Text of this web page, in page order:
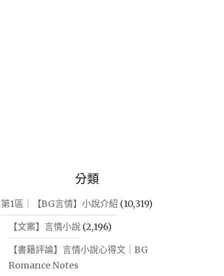
分類
第1區｜【BG言情】小說介紹 (10,319)
【文案】言情小說(2,196)
【書籍評論】言情小說心得文｜BG
Romance Notes